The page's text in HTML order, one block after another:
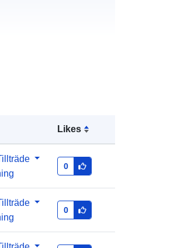
Likes
0
0
28 July
på data.europa.eu: 29